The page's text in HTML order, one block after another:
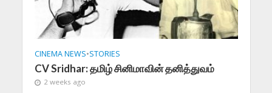
CINEMA NEWS•STORIES
CV Sridhar: தமிழ் சினிமாவின் தனித்துவம்
2 weeks ago